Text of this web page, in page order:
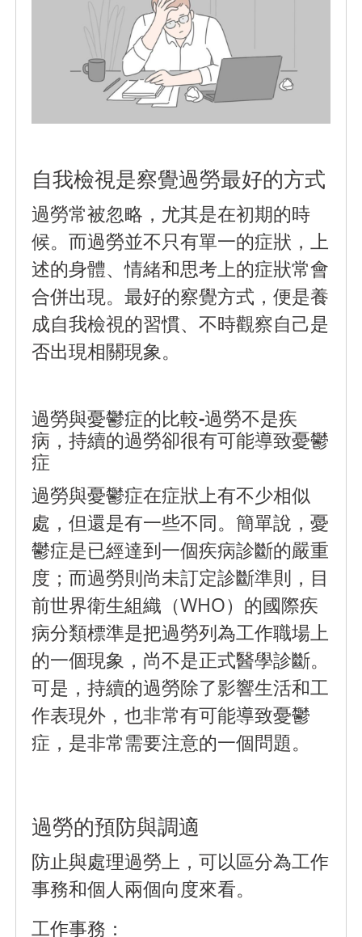
自我檢視是察覺過勞最好的方式
過勞常被忽略，尤其是在初期的時
候。而過勞並不只有單一的症狀，上
述的身體、情緒和思考上的症狀常會
合併出現。最好的察覺方式，便是養
成自我檢視的習慣、不時觀察自己是
否出現相關現象。
過勞與憂鬱症的比較-過勞不是疾
病，持續的過勞卻很有可能導致憂鬱
症
過勞與憂鬱症在症狀上有不少相似
處，但還是有一些不同。簡單說，憂
鬱症是已經達到一個疾病診斷的嚴重
度；而過勞則尚未訂定診斷準則 ，目
前世界衛生組織（WHO）的國際疾
病分類標準是把過勞列為工作職場上
的一個現象，尚不是正式醫學診斷。
可是，持續的過勞除了影響生活和工
作表現外，也非常有可能導致憂鬱
症，是非常需要注意的一個問題。
過勞的預防與調適
防止與處理過勞上，可以區分為工作
事務和個人兩個向度來看。
工作事務：